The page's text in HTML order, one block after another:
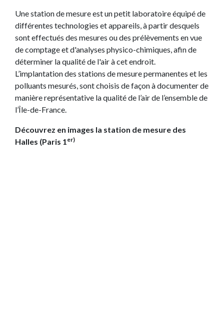
Une station de mesure est un petit laboratoire équipé de
différentes technologies et appareils, à partir desquels
sont effectués des mesures ou des prélèvements en vue
de comptage et d'analyses physico-chimiques, afin de
déterminer la qualité de l'air à cet endroit.
L’implantation des stations de mesure permanentes et les
polluants mesurés, sont choisis de façon à documenter de
manière représentative la qualité de l’air de l’ensemble de
l’Île-de-France.
Découvrez en images la station de mesure des
Halles (Paris 1er)